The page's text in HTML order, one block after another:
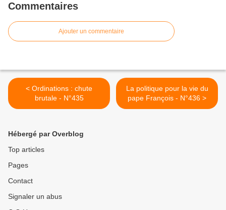
Commentaires
Ajouter un commentaire
< Ordinations : chute
brutale - N°435
La politique pour la vie du
pape François - N°436 >
Hébergé par Overblog
Top articles
Pages
Contact
Signaler un abus